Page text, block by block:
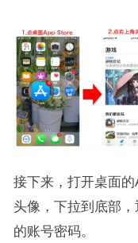
接下来，打开桌面
头像，下拉到底部
的账号密码。